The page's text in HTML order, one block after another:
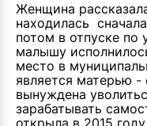
Женщина
находилась
потом в отпуске по
малышу
место в
является матерью
вынуждена
зарабатывать
открыла в 2015